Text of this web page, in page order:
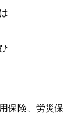
保険、労災保